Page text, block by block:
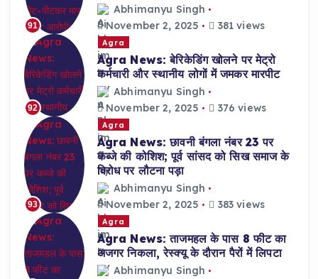
91
Abhimanyu Singh
November 2, 2025
381 views
92
Agra
Agra News: बेरिकेडिंग खोलने पर मेट्रो
कर्मचारी और स्थानीय लोगों में जमकर मारपीट
Abhimanyu Singh
November 2, 2025
376 views
93
Agra
Agra News: छावनी बंगला नंबर 23 पर
कब्जे की कोशिश; पूर्व सांसद को सिख समाज के
विरोध पर लौटना पड़ा
Abhimanyu Singh
November 2, 2025
383 views
Agra
Agra News: ताजमहल के पास 8 फीट का
अजगर निकला, रेस्क्यू के दौरान पैरों में लिपटा
Abhimanyu Singh